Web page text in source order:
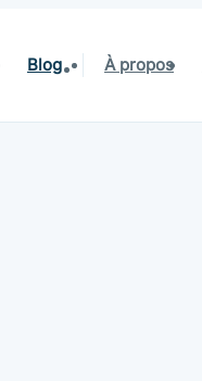
Blog À propos